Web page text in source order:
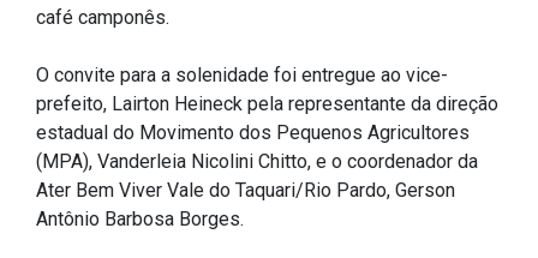
Transparência
Portal da Transparência
Radar da Transparência
Cespro
café camponês.
O convite para a solenidade foi entregue ao vice-
prefeito, Lairton Heineck pela representante da direção
estadual do Movimento dos Pequenos Agricultores
(MPA), Vanderleia Nicolini Chitto, e o coordenador da
Ater Bem Viver Vale do Taquari/Rio Pardo, Gerson
Antônio Barbosa Borges.